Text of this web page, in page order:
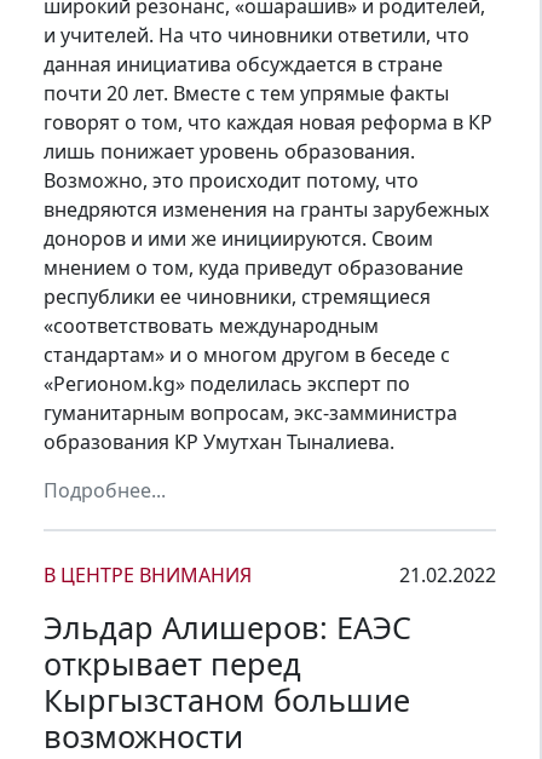
широкий резонанс, «ошарашив» и родителей,
и учителей. На что чиновники ответили, что
данная инициатива обсуждается в стране
почти 20 лет. Вместе с тем упрямые факты
говорят о том, что каждая новая реформа в КР
лишь понижает уровень образования.
Возможно, это происходит потому, что
внедряются изменения на гранты зарубежных
доноров и ими же инициируются. Своим
мнением о том, куда приведут образование
республики ее чиновники, стремящиеся
«соответствовать международным
стандартам» и о многом другом в беседе с
«Регионом.kg» поделилась эксперт по
гуманитарным вопросам, экс-замминистра
образования КР Умутхан Тыналиева.
Подробнее...
В ЦЕНТРЕ ВНИМАНИЯ 21.02.2022
Эльдар Алишеров: ЕАЭС
открывает перед
Кыргызстаном большие
возможности